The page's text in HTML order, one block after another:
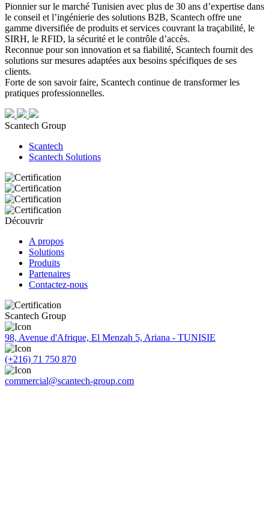
Pionnier sur le marché Tunisien avec plus de 30 ans d’expertise dans
le conseil et l’ingénierie des solutions B2B, Scantech offre une
gamme diversifiée de produits et services couvrant la traçabilité, le
SIRH, le RFID, la sécurité et le contrôle d’accès.
Reconnue pour son innovation et sa fiabilité, Scantech fournit des
solutions sur mesures adaptées aux besoins spécifiques de ses
clients.
Forte de son savoir faire, Scantech continue de transformer les
pratiques professionnelles.
Scantech Group
Scantech
Scantech Solutions
Découvrir
A propos
Solutions
Produits
Partenaires
Contactez-nous
Scantech Group
98, Avenue d'Afrique, El Menzah 5, Ariana - TUNISIE
(+216) 71 750 870
commercial@scantech-group.com